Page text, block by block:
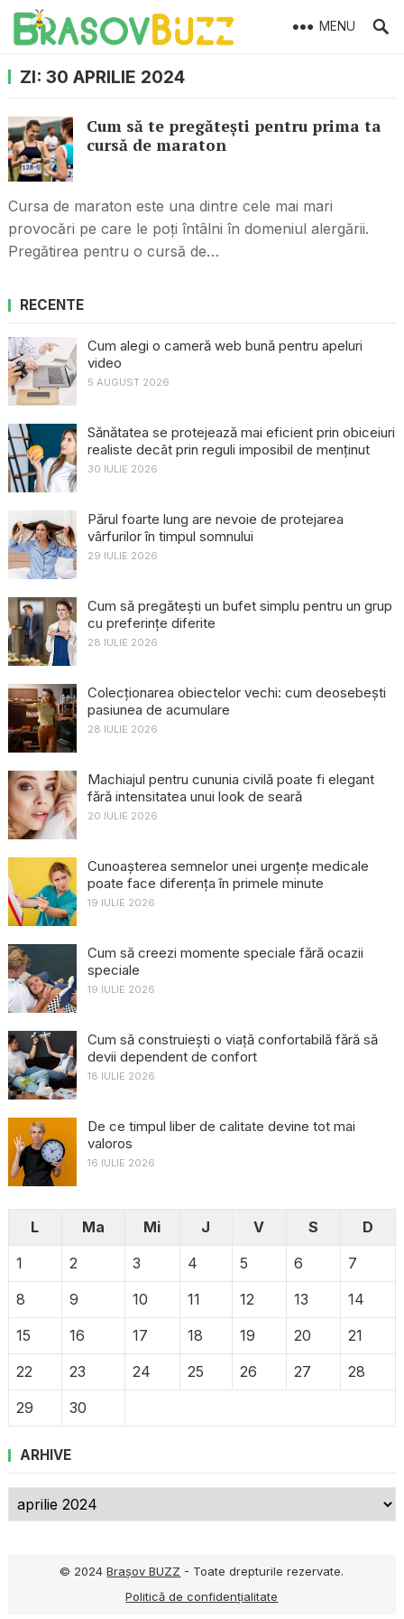
MENU
ZI: 30 APRILIE 2024
Cum să te pregătești pentru prima ta
cursă de maraton
Cursa de maraton este una dintre cele mai mari
provocări pe care le poți întâlni în domeniul alergării.
Pregătirea pentru o cursă de…
RECENTE
Cum alegi o cameră web bună pentru apeluri
video
5 AUGUST 2026
Sănătatea se protejează mai eficient prin obiceiuri
realiste decât prin reguli imposibil de menținut
30 IULIE 2026
Părul foarte lung are nevoie de protejarea
vârfurilor în timpul somnului
29 IULIE 2026
Cum să pregătești un bufet simplu pentru un grup
cu preferințe diferite
28 IULIE 2026
Colecționarea obiectelor vechi: cum deosebești
pasiunea de acumulare
28 IULIE 2026
Machiajul pentru cununia civilă poate fi elegant
fără intensitatea unui look de seară
20 IULIE 2026
Cunoașterea semnelor unei urgențe medicale
poate face diferența în primele minute
19 IULIE 2026
Cum să creezi momente speciale fără ocazii
speciale
19 IULIE 2026
Cum să construiești o viață confortabilă fără să
devii dependent de confort
18 IULIE 2026
De ce timpul liber de calitate devine tot mai
valoros
16 IULIE 2026
L Ma Mi J V S
D
1
2 3 4 5 6
7
8
9 10 11 12 13
14
15
16 17 18 19 20
21
22
23 24 25 26 27
28
29
30
ARHIVE
Arhive
© 2024Brașov BUZZ - Toate drepturile rezervate.
Politică de confidențialitate